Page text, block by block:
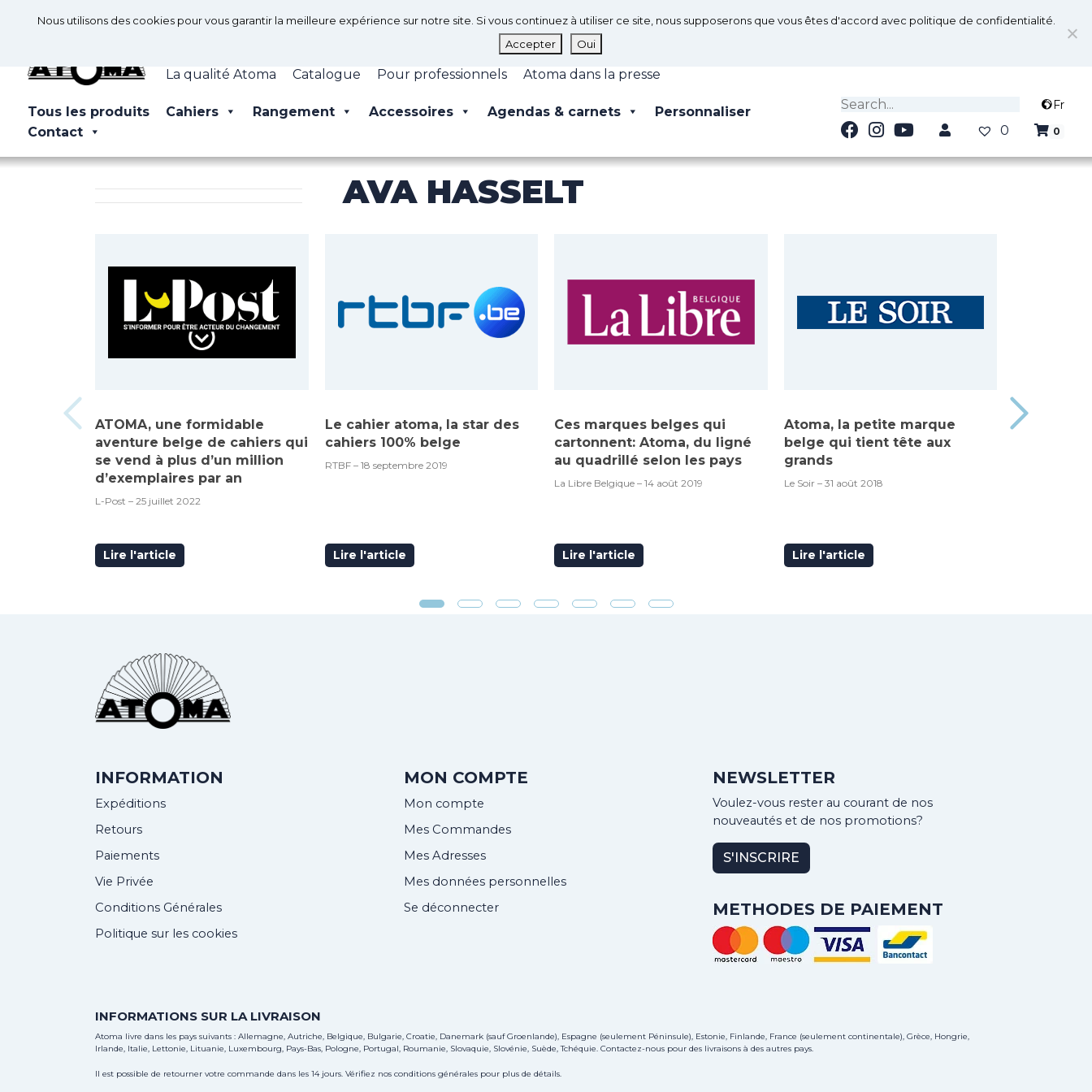
La qualité Atoma Catalogue Pour professionnels Atoma dans la presse
Tous les produits Cahiers Rangement Accessoires Agendas & carnets
Personnaliser
Contact
Fr
0 0
AVA HASSELT
ATOMA, une formidable
aventure belge de cahiers qui
se vend à plus d’un million
d’exemplaires par an
L-Post – 25 juillet 2022
Lire l'article
Le cahier atoma, la star des
cahiers 100% belge
RTBF – 18 septembre 2019
Lire l'article
Ces marques belges qui
cartonnent: Atoma, du ligné
au quadrillé selon les pays
La Libre Belgique – 14 août 2019
Lire l'article
Atoma, la petite marque
belge qui tient tête aux
grands
Le Soir – 31 août 2018
Lire l'article
Made in
INFORMATION
Expéditions
Retours
Paiements
Vie Privée
Conditions Générales
Politique sur les cookies
MON COMPTE
Mon compte
Mes Commandes
Mes Adresses
Mes données personnelles
Se déconnecter
NEWSLETTER
Voulez-vous rester au courant de nos
nouveautés et de nos promotions?
S'INSCRIRE
METHODES DE PAIEMENT
INFORMATIONS SUR LA LIVRAISON
Atoma livre dans les pays suivants : Allemagne, Autriche, Belgique, Bulgarie, Croatie, Danemark (sauf Groenlande), Espagne (seulement Péninsule), Estonie, Finlande, France (seulement continentale), Grèce, Hongrie,
Irlande, Italie, Lettonie, Lituanie, Luxembourg, Pays-Bas, Pologne, Portugal, Roumanie, Slovaquie, Slovénie, Suède, Tchéquie. Contactez-nous pour des livraisons à des autres pays.
Il est possible de retourner votre commande dans les 14 jours. Vérifiez nos conditions générales pour plus de détails.
Nous utilisons des cookies pour vous garantir la meilleure expérience sur notre site. Si vous continuez à utiliser ce site, nous supposerons que vous êtes d'accord avec politique de confidentialité.
Accepter
Oui